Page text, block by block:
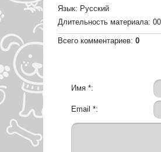
Язык: Русский
Длительность материала:
Всего комментариев: 0
Имя *:
Email *: